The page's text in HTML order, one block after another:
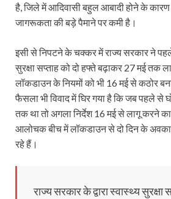
है, जिले में आदिवासी बहुल आबादी होने के
जागरूकता की बड़े पैमाने पर कमी है।
इसी से निपटने के चक्‍कर में राज्‍य सरकार ने
सुरक्षा सप्‍ताह को दो हफ्ते बढ़ाकर 27 मई तक
लॉकडाउन के नियमों को भी 16 मई से कठोर
फैसला भी विवाद में घिर गया है कि जब पहले से
तक था तो अगला निर्देश 16 मई से लागू करने
आलोचक बीच में लॉकडाउन से दो दिन के
रहे हैं।
राज्य सरकार के द्वारा स्वास्थ्य